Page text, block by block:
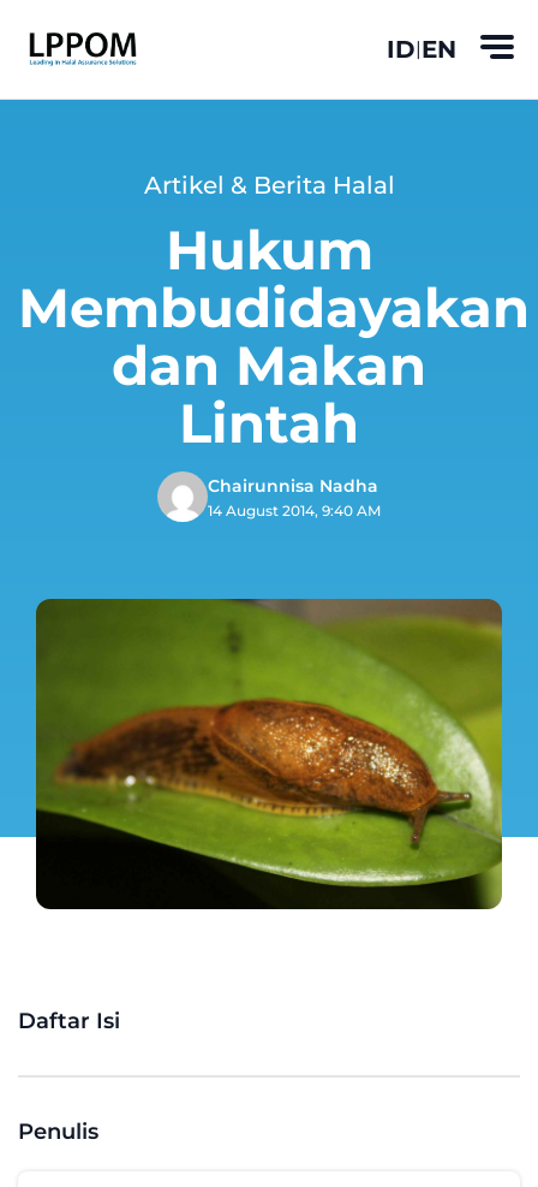
ID|EN
Artikel & Berita Halal
Hukum
Membudidayakan
dan Makan
Lintah
Chairunnisa Nadha
14 August 2014, 9:40 AM
Daftar Isi
Penulis